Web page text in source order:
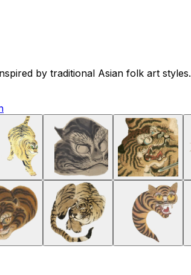
by traditional Asian folk art styles.